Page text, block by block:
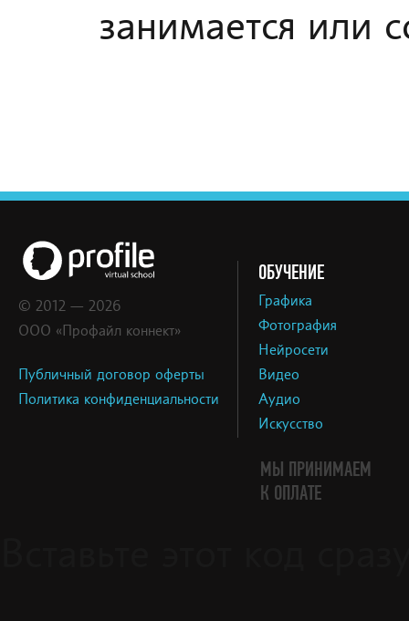
занимается или
© 2012 — 2026
ООО «Профайл коннект»
Публичный договор оферты
Политика конфиденциальности
ОБУЧЕНИЕ
Графика
Фотография
Нейросети
Видео
Аудио
Искусство
МЫ ПРИНИМАЕМ
К ОПЛАТЕ